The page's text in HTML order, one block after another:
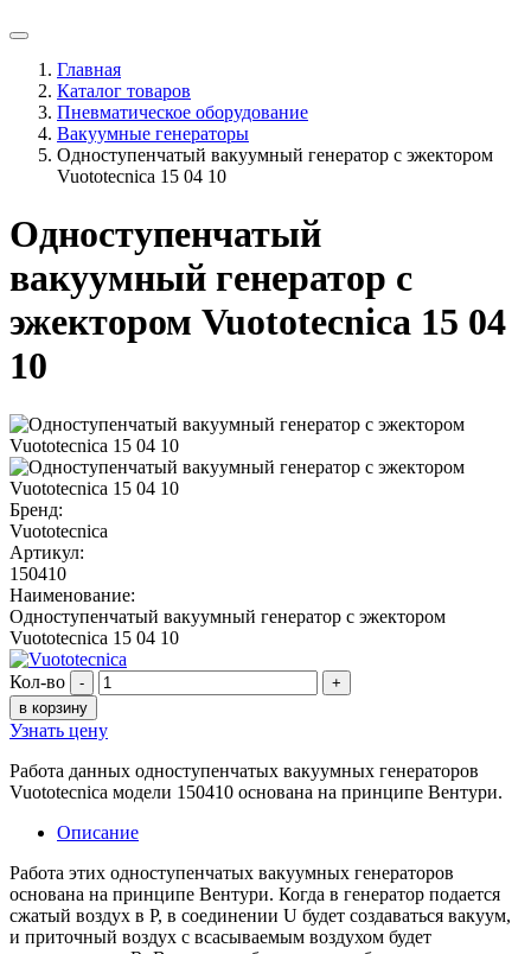
Главная
Каталог товаров
Пневматическое оборудование
Вакуумные генераторы
Одноступенчатый вакуумный генератор с эжектором
Vuototecnica 15 04 10
Одноступенчатый
вакуумный генератор с
эжектором Vuototecnica 15 04
10
Бренд:
Vuototecnica
Артикул:
150410
Наименование:
Одноступенчатый вакуумный генератор с эжектором
Vuototecnica 15 04 10
Кол-во -
+
в корзину
Узнать цену
Работа данных одноступенчатых вакуумных генераторов
Vuototecnica модели 150410 основана на принципе Вентури.
Описание
Работа этих одноступенчатых вакуумных генераторов
основана на принципе Вентури. Когда в генератор подается
сжатый воздух в P, в соединении U будет создаваться вакуум,
и приточный воздух с всасываемым воздухом будет